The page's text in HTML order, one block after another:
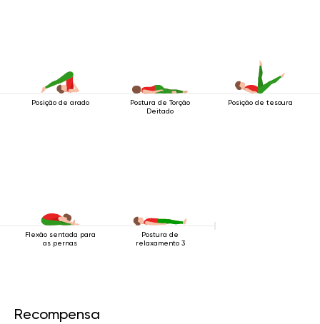
Posição de arado
Postura de Torção
Deitado
Posição de tesoura
Flexão sentada para
as pernas
Postura de
relaxamento 3
Recompensa